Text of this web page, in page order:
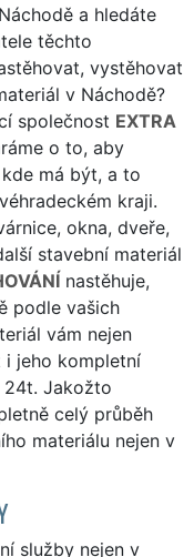
a hledáte
těchto
vystěhovat
v Náchodě?
společnost EXTRA
o to, aby
má být, a to
kraji.
okna, dveře,
stavební materiál
nastěhuje,
podle vašich
vám nejen
i jeho kompletní
Jakožto
celý průběh
materiálu nejen v
služby nejen v